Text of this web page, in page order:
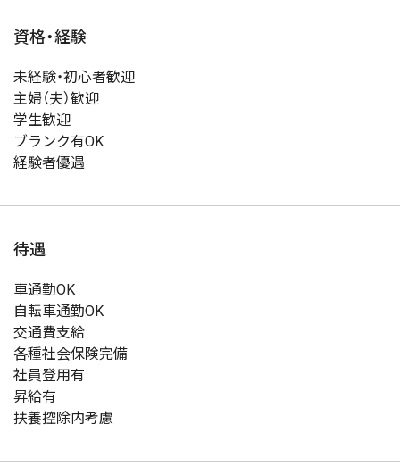
資格・経験
未経験・初心者歓迎
主婦（夫）歓迎
学生歓迎
ブランク有OK
経験者優遇
待遇
車通勤OK
自転車通勤OK
交通費支給
各種社会保険完備
社員登用有
昇給有
扶養控除内考慮